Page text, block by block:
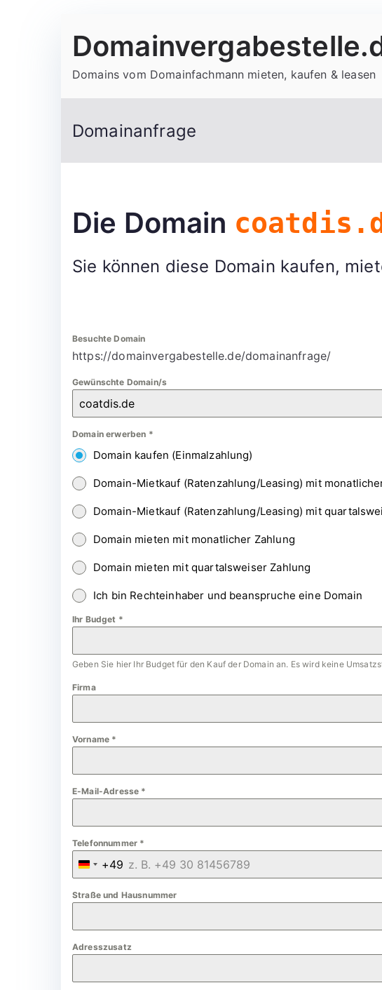
Inhalt
Domains vom Domainfachmann mieten, kaufen & leasen
Domainanfrage
Die Domain
Sie können diese Domain kaufen,
Besuchte Domain
https://domainvergabestelle.de/domainanfrage/
Gewünschte Domain/s
Domain erwerben *
Domain kaufen (Einmalzahlung)
Domain-Mietkauf (Ratenzahlung/Leasing) mit
Domain-Mietkauf (Ratenzahlung/Leasing) mit
Domain mieten mit monatlicher Zahlung
Domain mieten mit quartalsweiser Zahlung
Ich bin Rechteinhaber und beanspruche eine Domain
Ihr Budget *
Geben Sie hier Ihr Budget für den Kauf der Domain an. Es wird keine
Firma
Vorname *
E-Mail-Adresse *
Telefonnummer *
G
e
m
a
+49
Straße und Hausnummer
Adresszusatz